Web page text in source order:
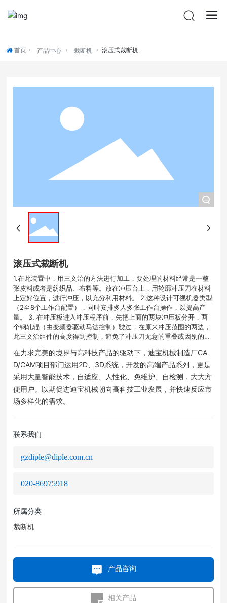
首页 产品中心 裁断机 滚压式裁断机
+
滚压式裁断机
1.在此装置中，用三文治的方法进行加工，要处理的材料经常是一整
张皮料或者是纺织品、布料等。放在冲压台上，用轮廓冲压刀在材料
上定好位置，进行冲压，以充分利用材料。 2.这种设计可视机器类型
（2至8个工作台配置），同时安排多人多张工作台操作，以提高产
量。 3. 在冲压板进入冲压程序前，先把上面的两块冲压板分开，两
个钢轧辊（由变频器驱动马达控制）驶过，在原来冲压范围的两边，
此三文治组件的高度得到控制，避免了冲压刀无意的重叠或因别的疏
在力求完美的境界与高科技产品的驱动下，迪宝机械制造厂CA
D/CAM项目部门运用2D、3D系统，开发的高端产品系列，更是
采用大量智能技术，自适应、人性化、免维护、自检测，大大方
便用户。以期促进迪宝机械朝向高科技工业发展，并快速反应市
场多样化的需求。
联系我们
gzdiple@diple.com.cn
020-86975918
所属分类
裁断机
产品咨询
相关产品